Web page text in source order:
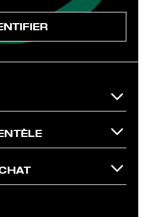
de l‘argent. En cas de retour,